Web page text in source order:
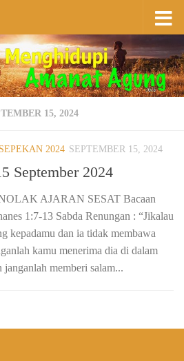
15, 2024
2024 SEPTEMBER 15, 2024
September 2024
AJARAN SESAT Bacaan
1:7-13 Sabda Renungan : “Jikalau
kepadamu dan ia tidak membawa
kamu menerima dia di dalam
janganlah memberi salam...